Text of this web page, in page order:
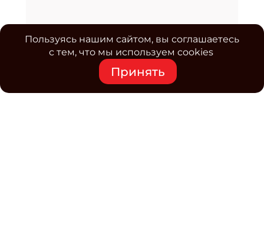
Пользуясь нашим сайтом, вы соглашаетесь
с тем, что мы используем cookies
Принять